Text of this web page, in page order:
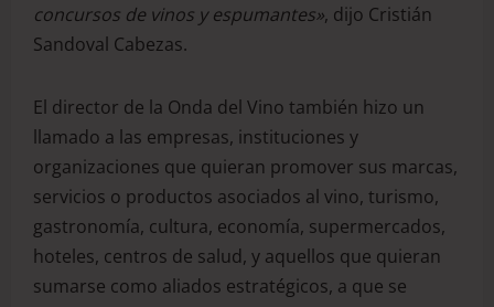
concursos de vinos y espumantes», dijo Cristián
Sandoval Cabezas.
El director de la Onda del Vino también hizo un
llamado a las empresas, instituciones y
organizaciones que quieran promover sus marcas,
servicios o productos asociados al vino, turismo,
gastronomía, cultura, economía, supermercados,
hoteles, centros de salud, y aquellos que quieran
sumarse como aliados estratégicos, a que se